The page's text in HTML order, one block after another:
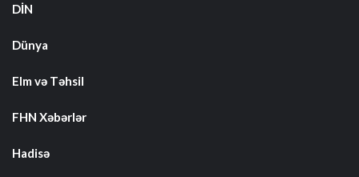
DİN
Dünya
Elm və Təhsil
FHN Xəbərlər
Hadisə